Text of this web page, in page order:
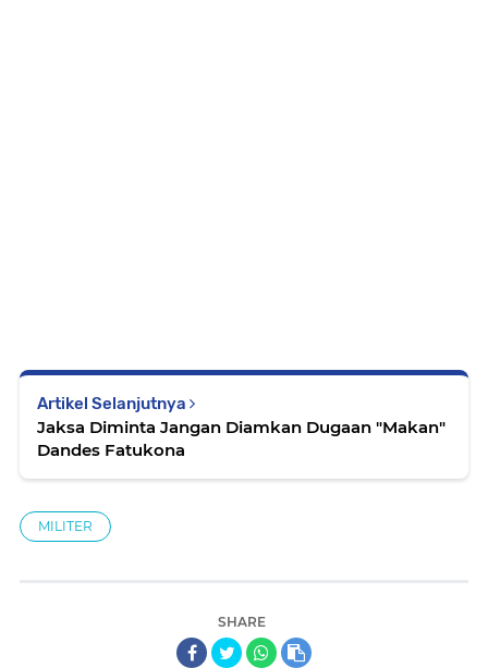
Artikel Selanjutnya
Jaksa Diminta Jangan Diamkan Dugaan "Makan"
Dandes Fatukona
MILITER
SHARE